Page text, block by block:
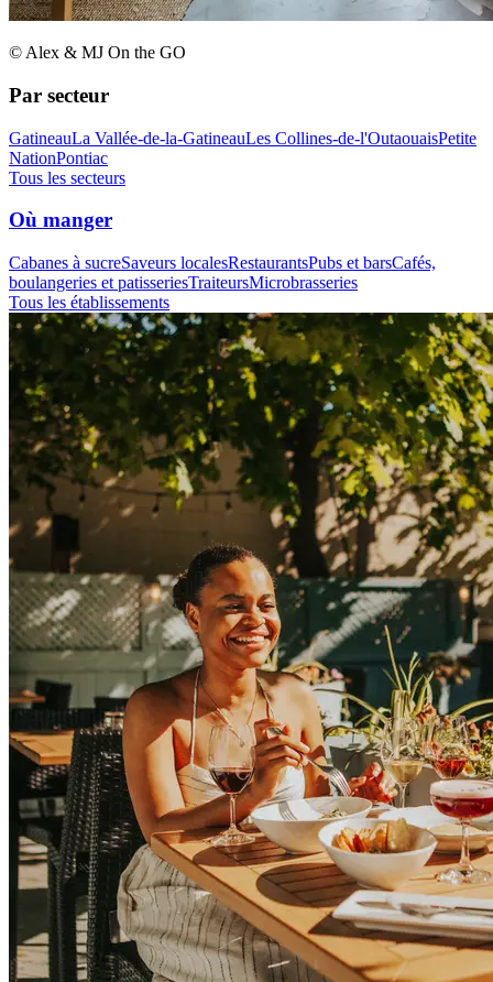
© Alex & MJ On the GO
Par secteur
GatineauLa Vallée-de-la-GatineauLes Collines-de-l'OutaouaisPetite
NationPontiac
Tous les secteurs
Où manger
Cabanes à sucreSaveurs localesRestaurantsPubs et barsCafés,
boulangeries et patisseriesTraiteursMicrobrasseries
Tous les établissements